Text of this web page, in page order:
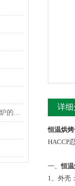
生产厂家告诉你高温烘箱与高温炉的区别
详细
恒温烘
HACCP
一、恒
1、外壳